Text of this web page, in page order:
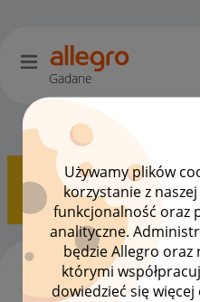
Używamy plików
korzystanie z
funkcjonalność oraz
analityczne.
będzie Allegro
którymi
dowiedzieć się
Gadane
Dyskusje kupujących
Pokazywanie tematów z
wszystkie tematy
Kupon z monet z
autormatyszevskaz‎11-